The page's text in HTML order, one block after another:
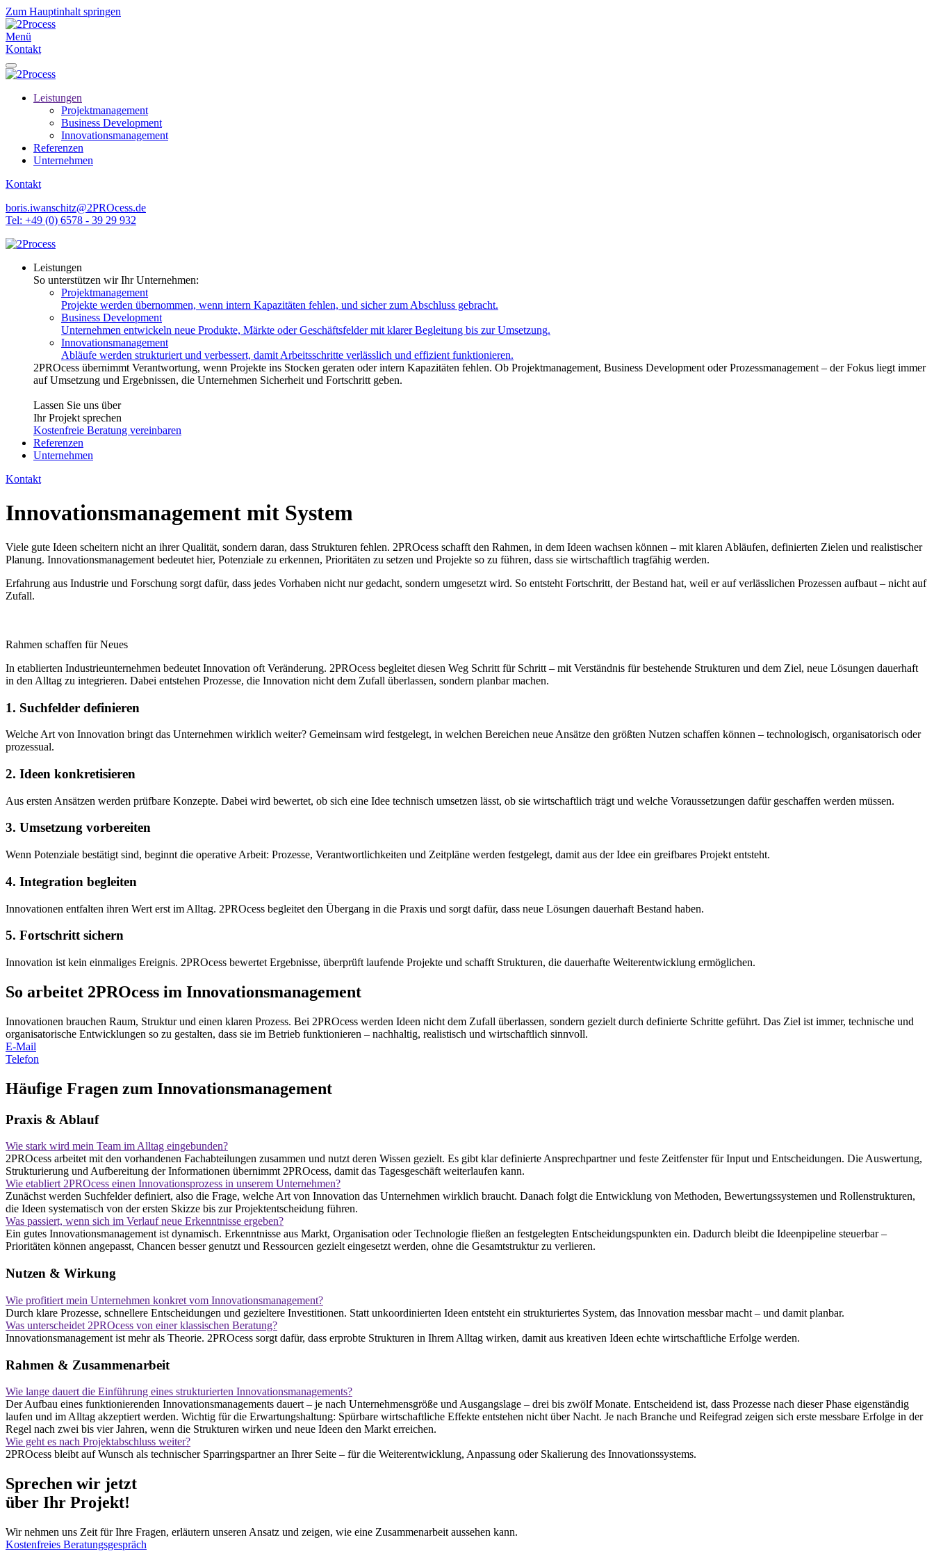
Zum Hauptinhalt springen
Menü
Kontakt
Leistungen
Projekt­management
Business Development
Innovationsmanagement
Referenzen
Unternehmen
Kontakt
boris.iwanschitz@2PROcess.de
Tel: +49 (0) 6578 - 39 29 932
Leistungen
So unterstützen wir Ihr Unternehmen:
Projektmanagement
Projekte werden übernommen, wenn intern Kapazitäten fehlen, und sicher zum Abschluss gebracht.
Business Development
Unternehmen entwickeln neue Produkte, Märkte oder Geschäftsfelder mit klarer Begleitung bis zur Umsetzung.
Innovationsmanagement
Abläufe werden strukturiert und verbessert, damit Arbeitsschritte verlässlich und effizient funktionieren.
2PROcess übernimmt Verantwortung, wenn Projekte ins Stocken geraten oder intern Kapazitäten fehlen. Ob Projektmanagement, Business Development oder Prozessmanagement – der Fokus liegt immer
auf Umsetzung und Ergebnissen, die Unternehmen Sicherheit und Fortschritt geben.
Lassen Sie uns über
Ihr Projekt sprechen
Kostenfreie Beratung vereinbaren
Referenzen
Unternehmen
Kontakt
Innovations­management mit System
Viele gute Ideen scheitern nicht an ihrer Qualität, sondern daran, dass Strukturen fehlen. 2PROcess schafft den Rahmen, in dem Ideen wachsen können – mit klaren Abläufen, definierten Zielen und realistischer
Planung. Innovationsmanagement bedeutet hier, Potenziale zu erkennen, Prioritäten zu setzen und Projekte so zu führen, dass sie wirtschaftlich tragfähig werden.
Erfahrung aus Industrie und Forschung sorgt dafür, dass jedes Vorhaben nicht nur gedacht, sondern umgesetzt wird. So entsteht Fortschritt, der Bestand hat, weil er auf verlässlichen Prozessen aufbaut – nicht auf
Zufall.
Rahmen schaffen für Neues
In etablierten Industrieunternehmen bedeutet Innovation oft Veränderung. 2PROcess begleitet diesen Weg Schritt für Schritt – mit Verständnis für bestehende Strukturen und dem Ziel, neue Lösungen dauerhaft
in den Alltag zu integrieren. Dabei entstehen Prozesse, die Innovation nicht dem Zufall überlassen, sondern planbar machen.
1. Suchfelder definieren
Welche Art von Innovation bringt das Unternehmen wirklich weiter? Gemeinsam wird festgelegt, in welchen Bereichen neue Ansätze den größten Nutzen schaffen können – technologisch, organisatorisch oder
prozessual.
2. Ideen konkretisieren
Aus ersten Ansätzen werden prüfbare Konzepte. Dabei wird bewertet, ob sich eine Idee technisch umsetzen lässt, ob sie wirtschaftlich trägt und welche Voraussetzungen dafür geschaffen werden müssen.
3. Umsetzung vorbereiten
Wenn Potenziale bestätigt sind, beginnt die operative Arbeit: Prozesse, Verantwortlichkeiten und Zeitpläne werden festgelegt, damit aus der Idee ein greifbares Projekt entsteht.
4. Integration begleiten
Innovationen entfalten ihren Wert erst im Alltag. 2PROcess begleitet den Übergang in die Praxis und sorgt dafür, dass neue Lösungen dauerhaft Bestand haben.
5. Fortschritt sichern
Innovation ist kein einmaliges Ereignis. 2PROcess bewertet Ergebnisse, überprüft laufende Projekte und schafft Strukturen, die dauerhafte Weiterentwicklung ermöglichen.
So arbeitet 2PROcess im Innovations­management
Innovationen brauchen Raum, Struktur und einen klaren Prozess. Bei 2PROcess werden Ideen nicht dem Zufall überlassen, sondern gezielt durch definierte Schritte geführt. Das Ziel ist immer, technische und
organisatorische Entwicklungen so zu gestalten, dass sie im Betrieb funktionieren – nachhaltig, realistisch und wirtschaftlich sinnvoll.
E-Mail
Telefon
Häufige Fragen zum Innovations­management
Praxis & Ablauf
Wie stark wird mein Team im Alltag eingebunden?
2PROcess arbeitet mit den vorhandenen Fachabteilungen zusammen und nutzt deren Wissen gezielt. Es gibt klar definierte Ansprechpartner und feste Zeitfenster für Input und Entscheidungen. Die Auswertung,
Strukturierung und Aufbereitung der Informationen übernimmt 2PROcess, damit das Tagesgeschäft weiterlaufen kann.
Wie etabliert 2PROcess einen Innovationsprozess in unserem Unternehmen?
Zunächst werden Suchfelder definiert, also die Frage, welche Art von Innovation das Unternehmen wirklich braucht. Danach folgt die Entwicklung von Methoden, Bewertungssystemen und Rollenstrukturen,
die Ideen systematisch von der ersten Skizze bis zur Projektentscheidung führen.
Was passiert, wenn sich im Verlauf neue Erkenntnisse ergeben?
Ein gutes Innovationsmanagement ist dynamisch. Erkenntnisse aus Markt, Organisation oder Technologie fließen an festgelegten Entscheidungspunkten ein. Dadurch bleibt die Ideenpipeline steuerbar –
Prioritäten können angepasst, Chancen besser genutzt und Ressourcen gezielt eingesetzt werden, ohne die Gesamtstruktur zu verlieren.
Nutzen & Wirkung
Wie profitiert mein Unternehmen konkret vom Innovationsmanagement?
Durch klare Prozesse, schnellere Entscheidungen und gezieltere Investitionen. Statt unkoordinierten Ideen entsteht ein strukturiertes System, das Innovation messbar macht – und damit planbar.
Was unterscheidet 2PROcess von einer klassischen Beratung?
Innovationsmanagement ist mehr als Theorie. 2PROcess sorgt dafür, dass erprobte Strukturen in Ihrem Alltag wirken, damit aus kreativen Ideen echte wirtschaftliche Erfolge werden.
Rahmen & Zusammenarbeit
Wie lange dauert die Einführung eines strukturierten Innovationsmanagements?
Der Aufbau eines funktionierenden Innovationsmanagements dauert – je nach Unternehmensgröße und Ausgangslage – drei bis zwölf Monate. Entscheidend ist, dass Prozesse nach dieser Phase eigenständig
laufen und im Alltag akzeptiert werden. Wichtig für die Erwartungshaltung: Spürbare wirtschaftliche Effekte entstehen nicht über Nacht. Je nach Branche und Reifegrad zeigen sich erste messbare Erfolge in der
Regel nach zwei bis vier Jahren, wenn die Strukturen wirken und neue Ideen den Markt erreichen.
Wie geht es nach Projektabschluss weiter?
2PROcess bleibt auf Wunsch als technischer Sparringspartner an Ihrer Seite – für die Weiterentwicklung, Anpassung oder Skalierung des Innovationssystems.
Sprechen wir jetzt
über Ihr Projekt!
Wir nehmen uns Zeit für Ihre Fragen, erläutern unseren Ansatz und zeigen, wie eine Zusammenarbeit aussehen kann.
Kostenfreies Beratungsgespräch